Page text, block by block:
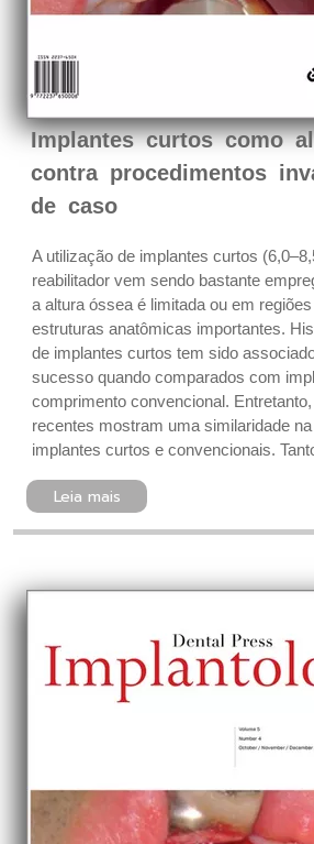
Implantes curtos como
contra procedimentos
de caso
A utilização de implantes curtos
reabilitador vem sendo bastante
a altura óssea é limitada ou em
estruturas anatômicas importantes.
de implantes curtos tem sido
sucesso quando comparados com
comprimento convencional.
recentes mostram uma similaridade
implantes curtos e convencionais.
Leia mais